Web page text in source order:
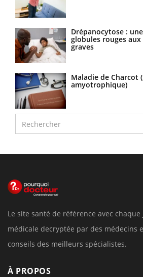
Drépanocytose :
globules rouges aux
graves
Maladie de Charcot
amyotrophique)
Le site santé de référence avec
médicale decryptée par des médecins
conseils des meilleurs spécialistes.
À PROPOS